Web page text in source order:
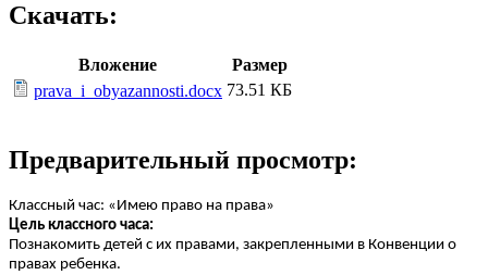
Скачать:
Вложение
Размер
prava_i_obyazannosti.docx 73.51 КБ
Предварительный просмотр:
Классный час: «Имею право на права»
Цель классного часа:
Познакомить детей с их правами, закрепленными в Конвенции о
правах ребенка.